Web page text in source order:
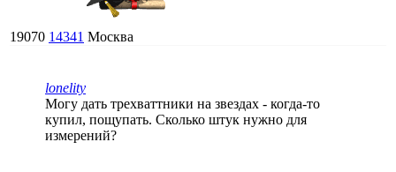
19070 14341 Москва
lonelity
Могу дать трехваттники на звездах - когда-то
купил, пощупать. Сколько штук нужно для
измерений?